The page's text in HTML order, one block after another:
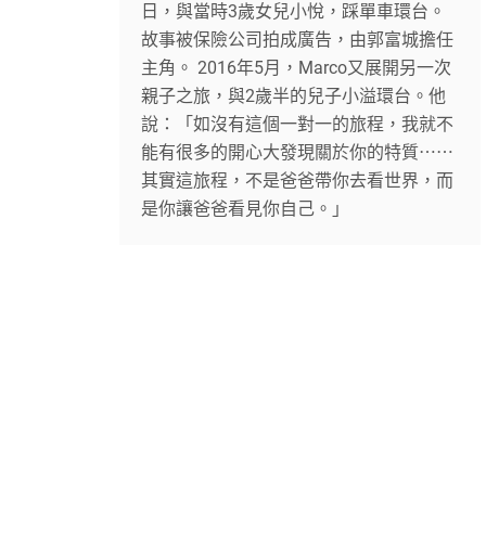
日，與當時3歲女兒小悅，踩單車環台。
故事被保險公司拍成廣告，由郭富城擔任
主角。 2016年5月，Marco又展開另一次
親子之旅，與2歲半的兒子小溢環台。他
說：「如沒有這個一對一的旅程，我就不
能有很多的開心大發現關於你的特質⋯⋯
其實這旅程，不是爸爸帶你去看世界，而
是你讓爸爸看見你自己。」